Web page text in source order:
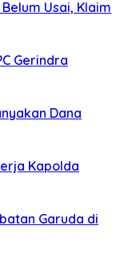
Usai, Klaim
Gerindra
Dana
Kapolda
Garuda di